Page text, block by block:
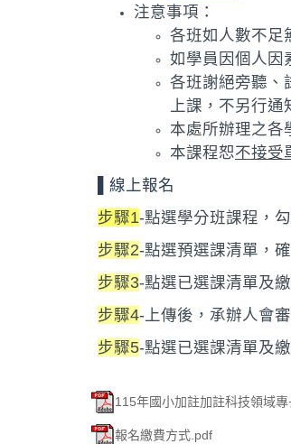
注意事項：
各班如人數不足
如學員因個人因
各班謝絕旁聽、
上課，不另行通
本處所辦理之各
本課程恕不接受
▌線上報名
步驟1-點選學分班課程，
步驟2-點選預選課清單，
步驟3-點選已選課清單及
步驟4-上傳後，承辦人會
步驟5-點選已選課清單及
115年國小加註加註科技領域
報名繳費方式.pdf